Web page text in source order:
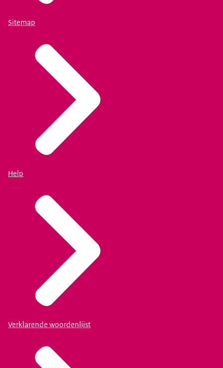
Sitemap
Help
Verklarende woordenlijst